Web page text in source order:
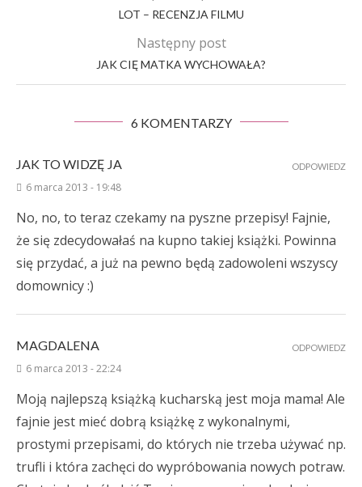
LOT – RECENZJA FILMU
Następny post
JAK CIĘ MATKA WYCHOWAŁA?
6 KOMENTARZY
JAK TO WIDZĘ JA
6 marca 2013 - 19:48
No, no, to teraz czekamy na pyszne przepisy! Fajnie,
że się zdecydowałaś na kupno takiej książki. Powinna
się przydać, a już na pewno będą zadowoleni wszyscy
domownicy :)
ODPOWIEDZ
MAGDALENA
6 marca 2013 - 22:24
Moją najlepszą książką kucharską jest moja mama! Ale
fajnie jest mieć dobrą książkę z wykonalnymi,
prostymi przepisami, do których nie trzeba używać np.
trufli i która zachęci do wypróbowania nowych potraw.
ODPOWIEDZ